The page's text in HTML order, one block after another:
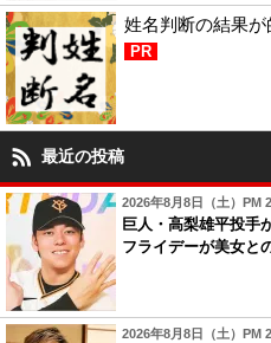
姓名判断の結果
PR
最近の投稿
2026年8月8日（土）PM
巨人・高梨雄平投手
フライデーが美女と
2026年8月8日（土）PM